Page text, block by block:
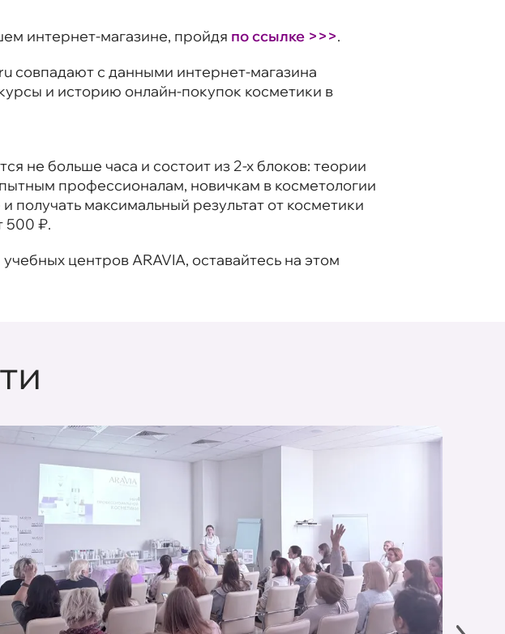
интернет-магазине, пройдя по ссылке >>>.
совпадают с данными интернет-магазина
и историю онлайн-покупок косметики в
не больше часа и состоит из 2-х блоков: теории
профессионалам, новичкам в косметологии
получать максимальный результат от косметики
500 ₽.
центров ARAVIA, оставайтесь на этом